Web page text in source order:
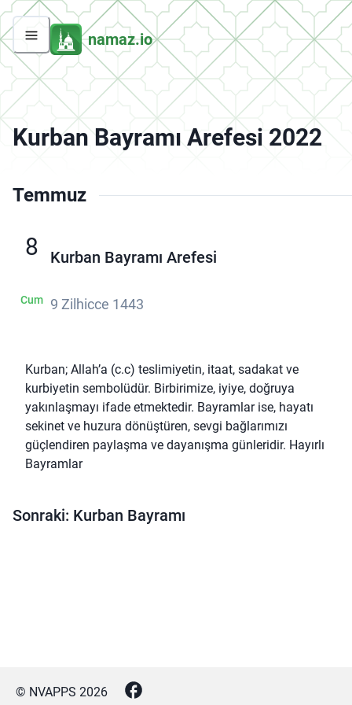
namaz.io
Kurban Bayramı Arefesi 2022
Temmuz
8
Cum
Kurban Bayramı Arefesi
9 Zilhicce 1443
Kurban; Allah’a (c.c) teslimiyetin, itaat, sadakat ve
kurbiyetin sembolüdür. Birbirimize, iyiye, doğruya
yakınlaşmayı ifade etmektedir. Bayramlar ise, hayatı
sekinet ve huzura dönüştüren, sevgi bağlarımızı
güçlendiren paylaşma ve dayanışma günleridir. Hayırlı
Bayramlar
Sonraki: Kurban Bayramı
© NVAPPS 2026